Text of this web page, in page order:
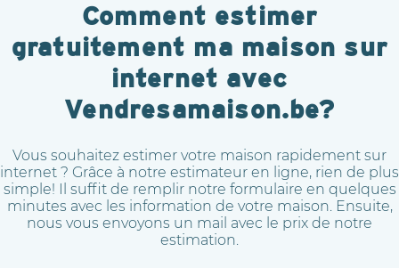
Comment estimer
gratuitement ma maison sur
internet avec
Vendresamaison.be?
Vous souhaitez estimer votre maison rapidement sur
internet ? Grâce à notre estimateur en ligne, rien de plus
simple! Il suffit de remplir notre formulaire en quelques
minutes avec les information de votre maison. Ensuite,
nous vous envoyons un mail avec le prix de notre
estimation.